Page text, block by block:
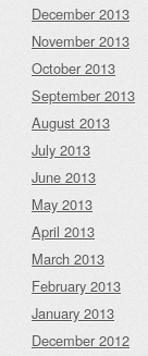
December 2013
November 2013
October 2013
September 2013
August 2013
July 2013
June 2013
May 2013
April 2013
March 2013
February 2013
January 2013
December 2012